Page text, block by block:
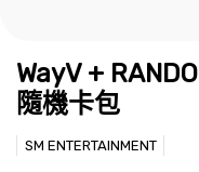
WayV +
隨機卡包
SM ENTERTAINMENT